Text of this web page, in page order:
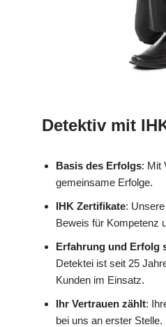
Detektiv mit
Basis des Erfolgs: Mit
gemeinsame Erfolge.
IHK Zertifikate:
Beweis für Kompetenz
Erfahrung und Erfolg
Detektei ist seit 25
Kunden im Einsatz.
Ihr Vertrauen zählt:
bei uns an erster Stelle.